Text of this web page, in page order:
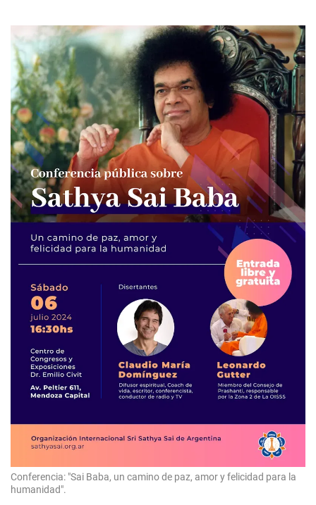
Conferencia: "Sai Baba, un camino de paz, amor y felicidad para la
humanidad".